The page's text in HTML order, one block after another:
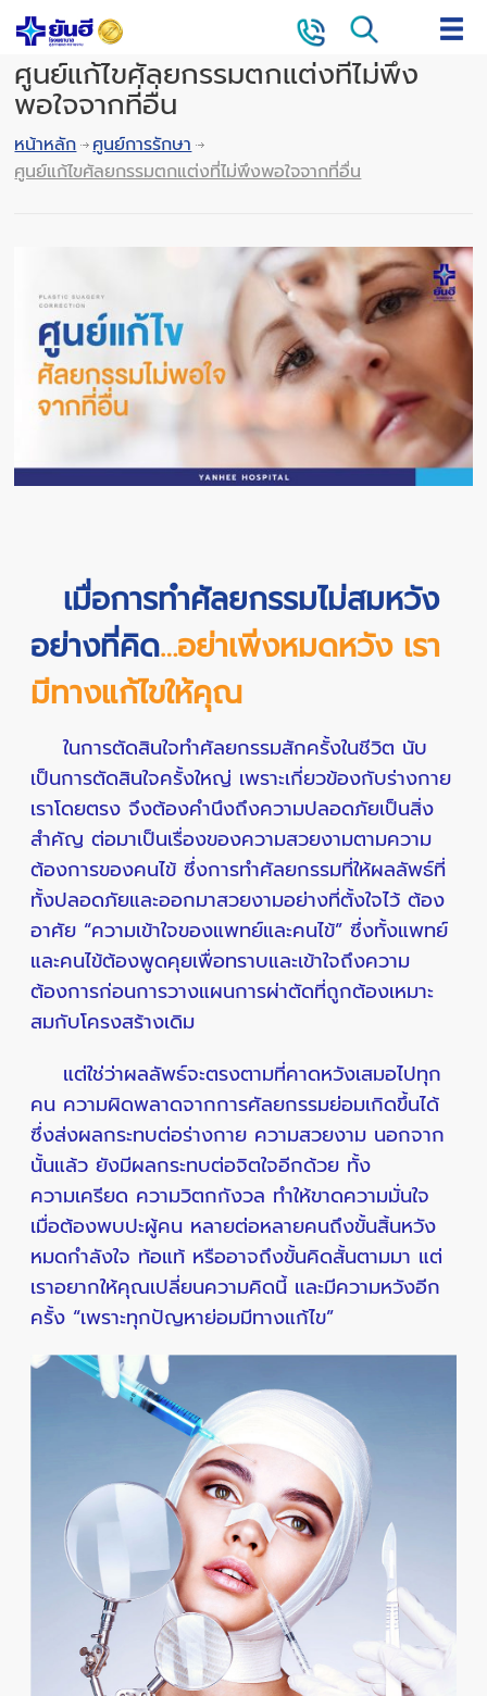
ศูนย์แก้ไขศัลยกรรมตกแต่งที่ไม่พึง
พอใจจากที่อื่น
หน้าหลัก
ศูนย์การรักษา
ศูนย์แก้ไขศัลยกรรมตกแต่งที่ไม่พึงพอใจจากที่อื่น
เมื่อการทำศัลยกรรมไม่สมหวัง
อย่างที่คิด…อย่าเพิ่งหมดหวัง เรา
มีทางแก้ไขให้คุณ
ในการตัดสินใจทำศัลยกรรมสักครั้งในชีวิต นับ
เป็นการตัดสินใจครั้งใหญ่ เพราะเกี่ยวข้องกับร่างกาย
เราโดยตรง จึงต้องคำนึงถึงความปลอดภัยเป็นสิ่ง
สำคัญ ต่อมาเป็นเรื่องของความสวยงามตามความ
ต้องการของคนไข้ ซึ่งการทำศัลยกรรมที่ให้ผลลัพธ์ที่
ทั้งปลอดภัยและออกมาสวยงามอย่างที่ตั้งใจไว้ ต้อง
อาศัย “ความเข้าใจของแพทย์และคนไข้” ซึ่งทั้งแพทย์
และคนไข้ต้องพูดคุยเพื่อทราบและเข้าใจถึงความ
ต้องการก่อนการวางแผนการผ่าตัดที่ถูกต้องเหมาะ
สมกับโครงสร้างเดิม
แต่ใช่ว่าผลลัพธ์จะตรงตามที่คาดหวังเสมอไปทุก
คน ความผิดพลาดจากการศัลยกรรมย่อมเกิดขึ้นได้
ซึ่งส่งผลกระทบต่อร่างกาย ความสวยงาม นอกจาก
นั้นแล้ว ยังมีผลกระทบต่อจิตใจอีกด้วย ทั้ง
ความเครียด ความวิตกกังวล ทำให้ขาดความมั่นใจ
เมื่อต้องพบปะผู้คน หลายต่อหลายคนถึงขั้นสิ้นหวัง
หมดกำลังใจ ท้อแท้ หรืออาจถึงขั้นคิดสั้นตามมา แต่
เราอยากให้คุณเปลี่ยนความคิดนี้ และมีความหวังอีก
ครั้ง “เพราะทุกปัญหาย่อมมีทางแก้ไข”